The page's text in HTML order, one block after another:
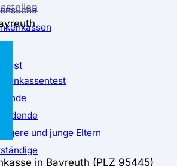
Test
und junge Eltern
in Bayreuth (PLZ 95445)